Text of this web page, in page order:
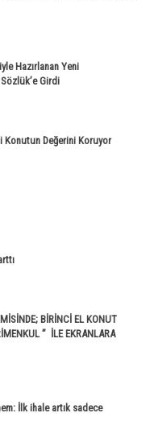
Hazırlanan Yeni
Girdi
Konutun Değerini Koruyor
BİRİNCİ EL KONUT
” İLE EKRANLARA
İlk ihale artık sadece